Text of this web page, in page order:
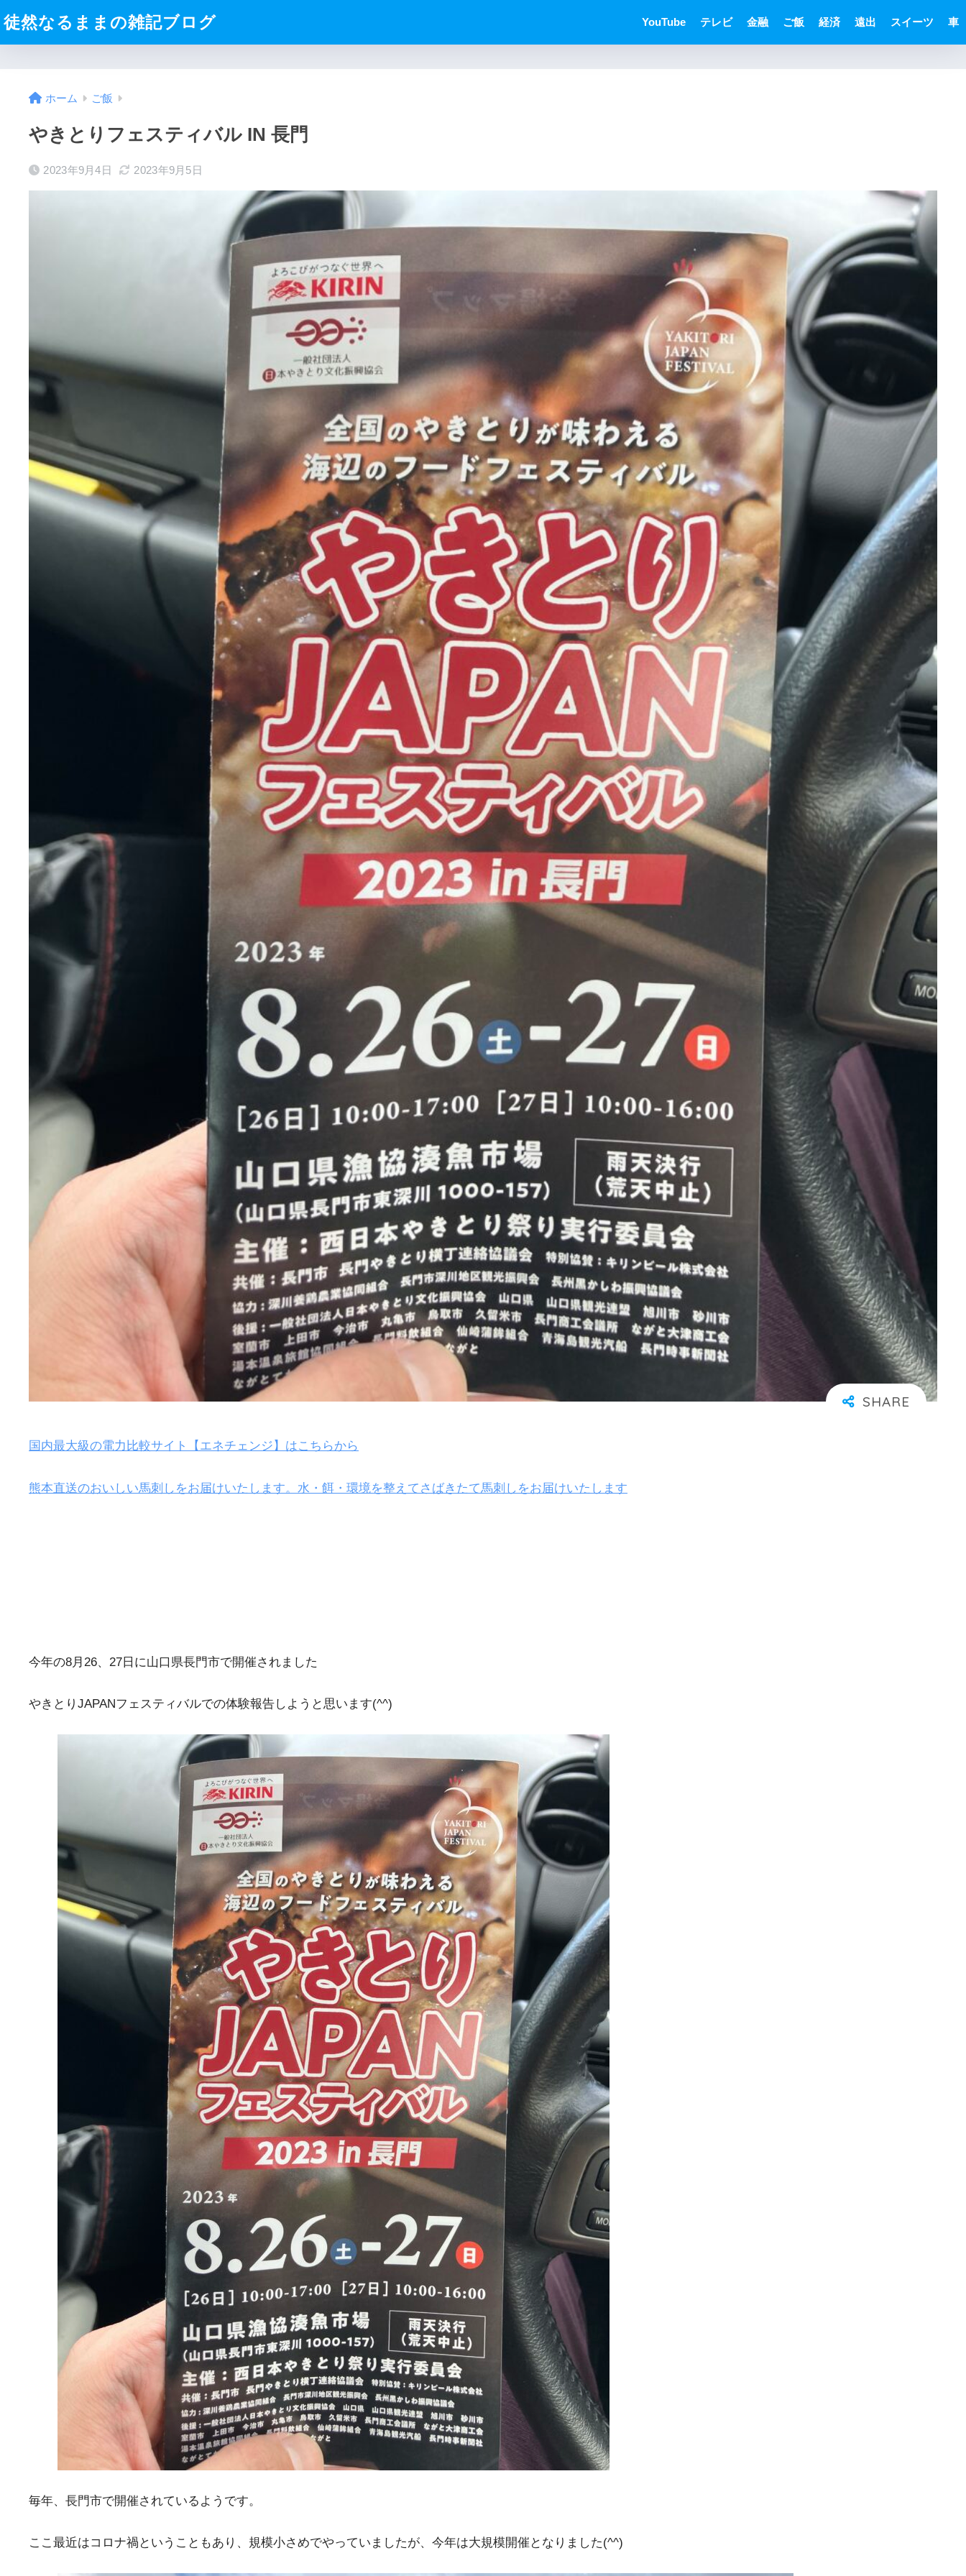
徒然なるままの雑記ブログ YouTube テレビ 金融 ご飯 経済 遠出 スイーツ 車
ホーム ご飯
やきとりフェスティバル IN 長門
2023年9月4日 2023年9月5日
国内最大級の電力比較サイト【エネチェンジ】はこちらから
熊本直送のおいしい馬刺しをお届けいたします。水・餌・環境を整えてさばきたて馬刺しをお届けいたします
今年の8月26、27日に山口県長門市で開催されました
やきとりJAPANフェスティバルでの体験報告しようと思います(^^)
毎年、長門市で開催されているようです。
ここ最近はコロナ禍ということもあり、規模小さめでやっていましたが、今年は大規模開催となりました(^^)